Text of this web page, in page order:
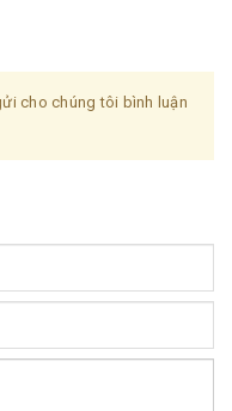
cho chúng tôi bình luận